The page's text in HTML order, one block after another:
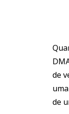
de
de